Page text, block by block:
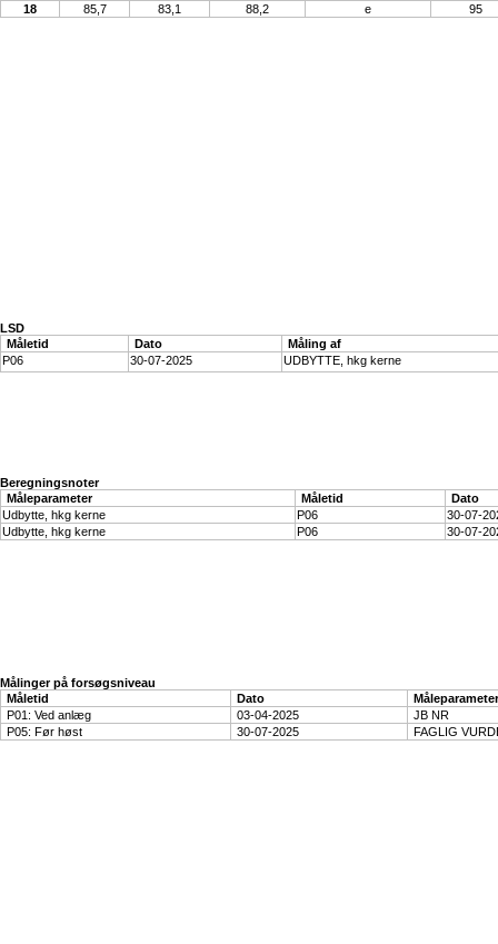
18
85,7 83,1 88,2 e 95
LSD
Måletid
Dato
Måling af
P06
30-07-2025 UDBYTTE, hkg kerne
Beregningsnoter
Måleparameter
Måletid
Dato
Udbytte, hkg kerne
P06
30-07-
Udbytte, hkg kerne
P06 30-07-
Målinger på forsøgsniveau
Måletid
Dato
Måleparameter
P01: Ved anlæg
03-04-2025
JB NR
P05: Før høst
30-07-2025 FAGLIG